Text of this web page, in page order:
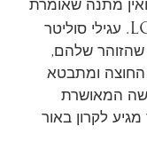
. עגילי סוליטר
שהזוהר שלהם,
החוצה ומתבטא
המאושרת
לקרון באור